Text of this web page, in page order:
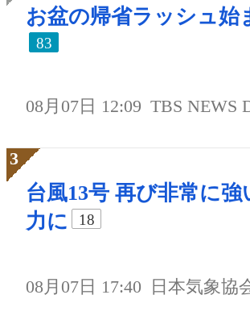
お盆の帰省ラッシュ始
83
08月07日 12:09 TBS NEWS
台風13号 再び非常に強
力に
18
08月07日 17:40 日本気象協